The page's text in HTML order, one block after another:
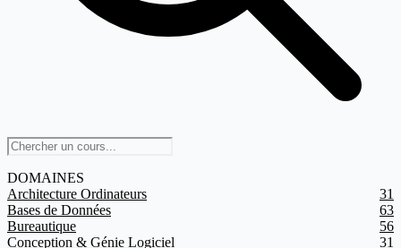
DOMAINES
Architecture Ordinateurs
31
Bases de Données
63
Bureautique
56
Conception & Génie Logiciel
31